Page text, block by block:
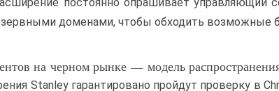
доменами, чтобы обходить возможные
на черном рынке — модель
Stanley гарантировано пройдут проверку в